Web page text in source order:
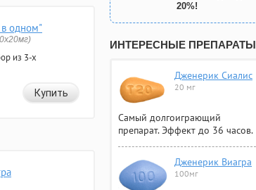
одном"
из 3-х
Купить
20%!
ИНТЕРЕСНЫЕ ПРЕПАРАТЫ
Дженерик Сиалис
20 мг
Самый долгоиграющий
препарат. Эффект до 36 часов.
Дженерик Виагра
100мг